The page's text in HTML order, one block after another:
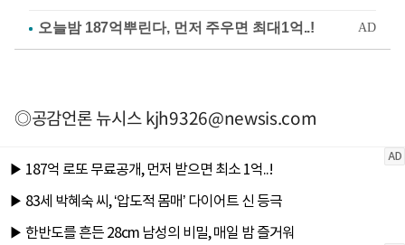
◎공감언론 뉴시스kjh9326@newsis.com